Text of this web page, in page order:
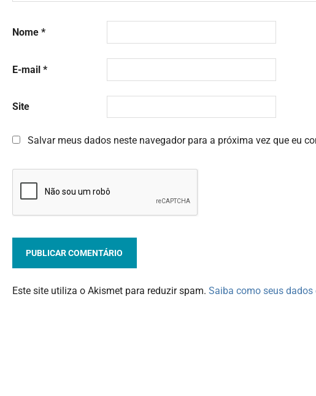
Nome*
E-mail*
Site
Salvar meus dados neste navegador para a próxima vez que eu
Este site utiliza o Akismet para reduzir spam.Saiba como seus